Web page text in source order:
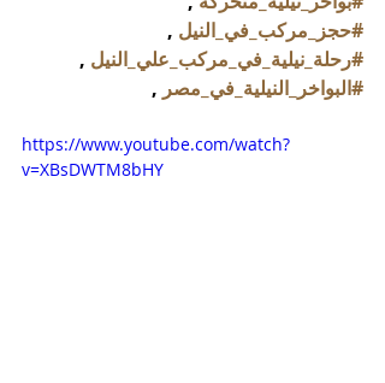
#حجز_مركب_في_النيل ,
#رحلة_نيلية_في_مركب_علي_النيل ,
#البواخر_النيلية_في_مصر ,
https://www.youtube.com/watch?
v=XBsDWTM8bHY